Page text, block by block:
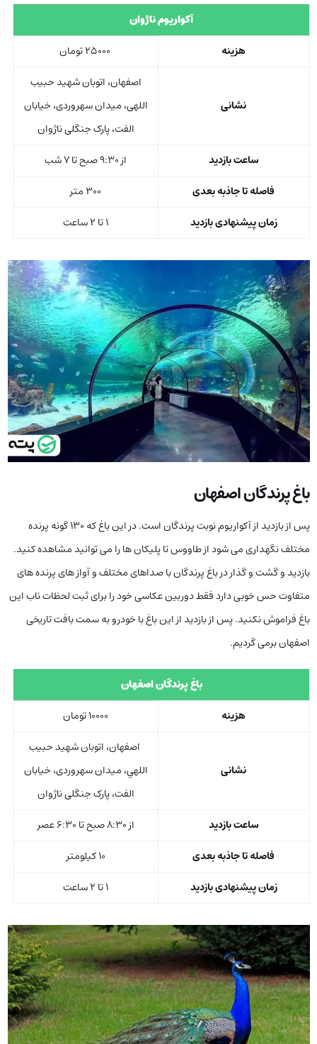
آکواریوم ناژوان
هزینه
نشانی
اصفهان، اتوبان شهيد حبيب
اللهی، ميدان سهروردی، خیابان
الفت، پارک جنگلی ناژوان
ساعت بازدید
از ۹:۳۰ صبح تا ۷ شب
فاصله تا جاذبه بعدی
۳۰۰ متر
زمان پیشنهادی بازدید
۱ تا ۲ ساعت
باغ پرندگان اصفهان
پس از بازدید از آکواریوم نوبت پرندگان است. در این باغ که 130 گونه پرنده
مختلف نگهداری می شود از طاووس تا پلیکان ها را می توانید مشاهده کنید.
بازدید و گشت و گذار در باغ پرندگان با صداهای مختلف و آواز های پرنده های
متفاوت حس خوبی دارد فقط دوربین عکاسی خود را برای ثبت لحظات ناب این
باغ فراموش نکنید. پس از بازدید از این باغ با خودرو به سمت بافت تاریخی
اصفهان برمی گردیم.
باغ پرندگان اصفهان
هزینه
۱۰۰۰۰ تومان
نشانی
اصفهان، اتوبان شهيد حبيب
اللهي، ميدان سهروردی، خیابان
الفت، پارک جنگلی ناژوان
ساعت بازدید
از ۸:۳۰ صبح تا ۶:۳۰ عصر
فاصله تا جاذبه بعدی
۱۰ کیلومتر
زمان پیشنهادی بازدید
۱ تا ۲ ساعت